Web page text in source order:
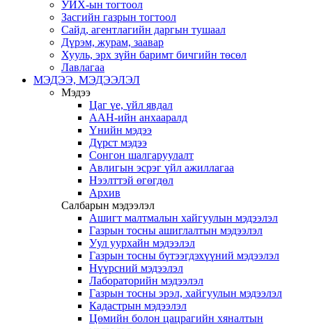
УИХ-ын тогтоол
Засгийн газрын тогтоол
Сайд, агентлагийн даргын тушаал
Дүрэм, журам, заавар
Хууль, эрх зүйн баримт бичгийн төсөл
Лавлагаа
МЭДЭЭ, МЭДЭЭЛЭЛ
Мэдээ
Цаг үе, үйл явдал
ААН-ийн анхааралд
Үнийн мэдээ
Дүрст мэдээ
Сонгон шалгаруулалт
Авлигын эсрэг үйл ажиллагаа
Нээлттэй өгөгдөл
Архив
Салбарын мэдээлэл
Ашигт малтмалын хайгуулын мэдээлэл
Газрын тосны ашиглалтын мэдээлэл
Уул уурхайн мэдээлэл
Газрын тосны бүтээгдэхүүний мэдээлэл
Нүүрсний мэдээлэл
Лабораторийн мэдээлэл
Газрын тосны эрэл, хайгуулын мэдээлэл
Кадастрын мэдээлэл
Цөмийн болон цацрагийн хяналтын